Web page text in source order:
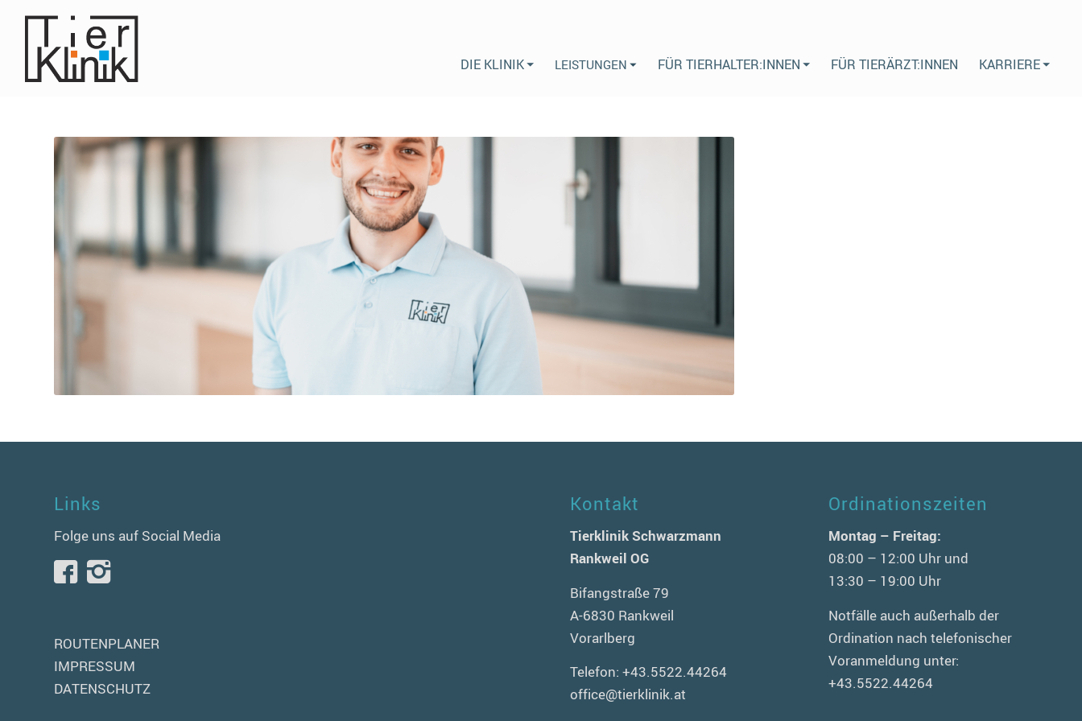
DIE KLINIK LEISTUNGEN FÜR TIERHALTER:INNEN FÜR TIERÄRZT:INNEN KARRIERE
Links
Folge uns auf Social Media
ROUTENPLANER
IMPRESSUM
DATENSCHUTZ
Kontakt
Tierklinik Schwarzmann
Rankweil OG
Bifangstraße 79
A-6830 Rankweil
Vorarlberg
Telefon:+43.5522.44264
office@tierklinik.at
Ordinationszeiten
Montag – Freitag:
08:00 – 12:00 Uhr und
13:30 – 19:00 Uhr
Notfälle auch außerhalb der
Ordination nach telefonischer
Voranmeldung unter:
+43.5522.44264